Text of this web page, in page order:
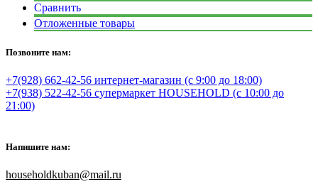
Сравнить
Отложенные товары
Позвоните нам:
+7(928) 662-42-56 интернет-магазин (с 9:00 до 18:00)
+7(938) 522-42-56 супермаркет HOUSEHOLD (с 10:00 до
21:00)
Напишите нам:
householdkuban@mail.ru